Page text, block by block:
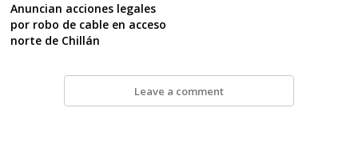
Anuncian acciones legales
por robo de cable en acceso
norte de Chillán
Leave a comment